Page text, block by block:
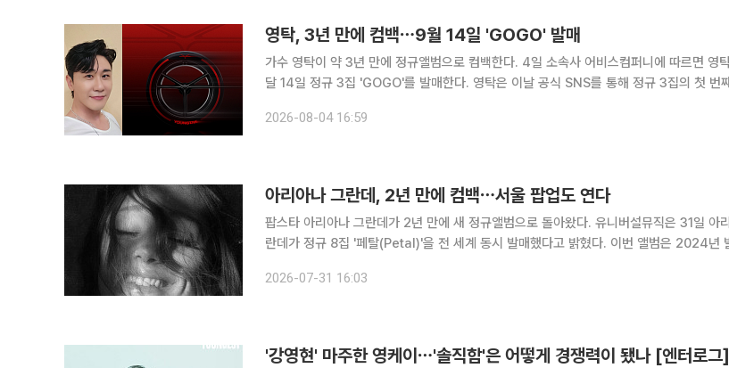
영탁, 3년 만에 컴백⋯9월 14일 'GOGO' 발매
가수 영탁이 약 3년 만에 정규앨범으로 컴백한다. 4일 소속사 어비스컴퍼니에 따르면 영탁은 다음
달 14일 정규 3집 'GOGO'를 발매한다. 영탁은 이날 공식 SNS를 통해 정규 3집의 첫 번째 포스터
2026-08-04 16:59
아리아나 그란데, 2년 만에 컴백⋯서울 팝업도 연다
팝스타 아리아나 그란데가 2년 만에 새 정규앨범으로 돌아왔다. 유니버설뮤직은 31일 아리아나 그
란데가 정규 8집 '페탈(Petal)'을 전 세계 동시 발매했다고 밝혔다. 이번 앨범은 2024년 발표한 정
의미하는 앨범명 '페탈'에는 척박한
2026-07-31 16:03
'강영현' 마주한 영케이⋯'솔직함'은 어떻게 경쟁력이 됐나 [엔터로그]